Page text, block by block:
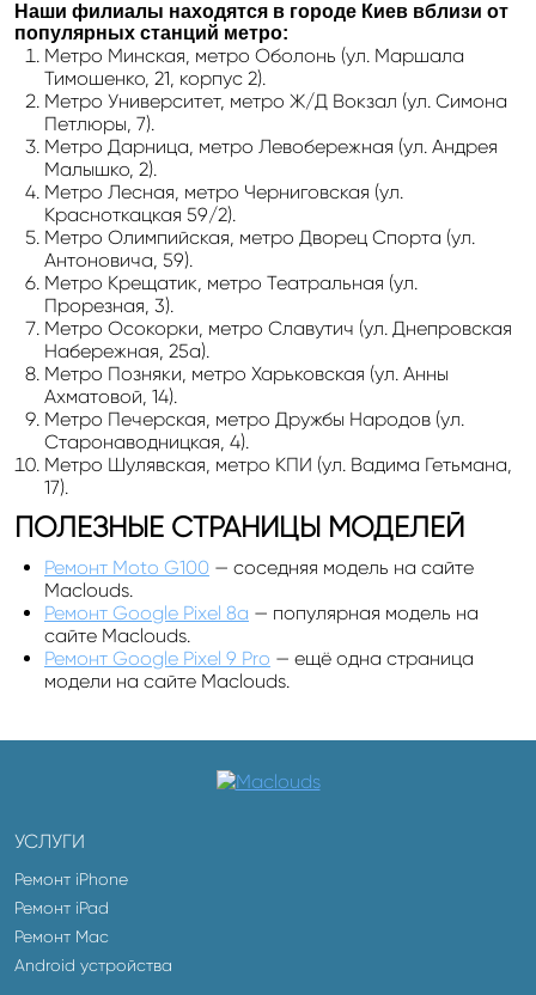
Наши филиалы находятся в городе Киев вблизи от
популярных станций метро:
Метро Минская, метро Оболонь (ул. Маршала
Тимошенко, 21, корпус 2).
Метро Университет, метро Ж/Д Вокзал (ул. Симона
Петлюры, 7).
Метро Дарница, метро Левобережная (ул. Андрея
Малышко, 2).
Метро Лесная, метро Черниговская (ул.
Красноткацкая 59/2).
Метро Олимпийская, метро Дворец Спорта (ул.
Антоновича, 59).
Метро Крещатик, метро Театральная (ул.
Прорезная, 3).
Метро Осокорки, метро Славутич (ул. Днепровская
Набережная, 25а).
Метро Позняки, метро Харьковская (ул. Анны
Ахматовой, 14).
Метро Печерская, метро Дружбы Народов (ул.
Старонаводницкая, 4).
Метро Шулявская, метро КПИ (ул. Вадима Гетьмана,
17).
ПОЛЕЗНЫЕ СТРАНИЦЫ МОДЕЛЕЙ
Ремонт Moto G100 — соседняя модель на сайте
Maclouds.
Ремонт Google Pixel 8a — популярная модель на
сайте Maclouds.
Ремонт Google Pixel 9 Pro — ещё одна страница
модели на сайте Maclouds.
УСЛУГИ
Ремонт iPhone
Ремонт iPad
Ремонт Mac
Android устройства